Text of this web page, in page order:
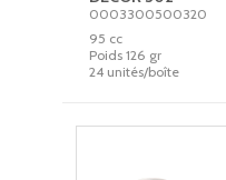
0003300500320
95 cc
Poids 126 gr
24 unités/boîte